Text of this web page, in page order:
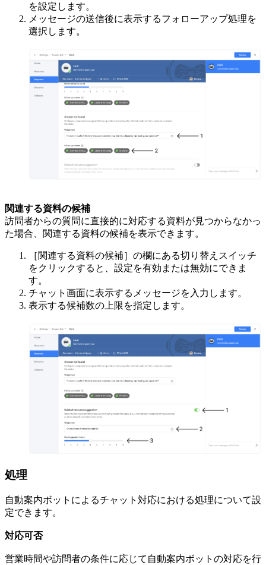
を設定します。
メッセージの送信後に表示するフォローアップ処理を
選択します。
関連する資料の候補
訪問者からの質問に直接的に対応する資料が見つからなかっ
た場合、関連する資料の候補を表示できます。
［関連する資料の候補］の欄にある切り替えスイッチ
をクリックすると、設定を有効または無効にできま
す。
チャット画面に表示するメッセージを入力します。
表示する候補数の上限を指定します。
処理
自動案内ボットによるチャット対応における処理について設
定できます。
対応可否
営業時間や訪問者の条件に応じて自動案内ボットの対応を行